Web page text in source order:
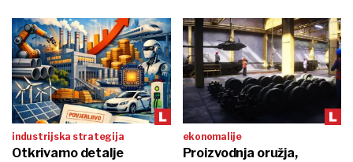
industrijska strategija
Otkrivamo detalje
ekonomalije
Proizvodnja oružja,